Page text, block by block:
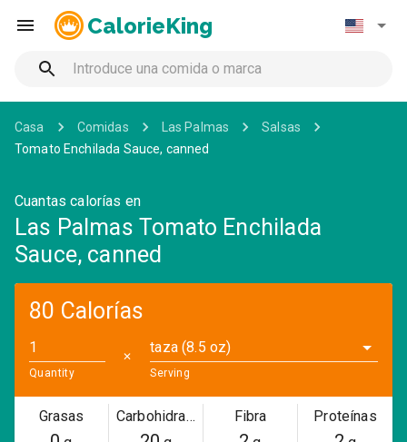
CalorieKing
Casa Comidas Las Palmas
Salsas
Tomato Enchilada Sauce, canned
Cuantas calorías en
Las Palmas Tomato Enchilada
Sauce, canned
80 Calorías
Quantity
✕
taza (8.5 oz)
Serving
Grasas Carbohidratos Fibra Proteínas